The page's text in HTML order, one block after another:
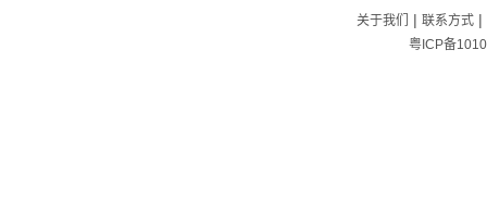
关于我们 | 联系方式|
粤ICP备